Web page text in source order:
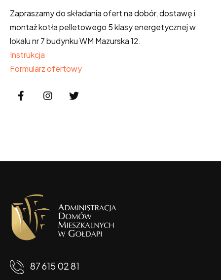
Zapraszamy do składania ofert na dobór, dostawę i
montaż kotła pelletowego 5 klasy energetycznej w
lokalu nr 7 budynku WM Mazurska 12.
Instrukcja
Formularz ofertowy
87 615 02 81